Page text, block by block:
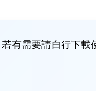
有需要請自行下載